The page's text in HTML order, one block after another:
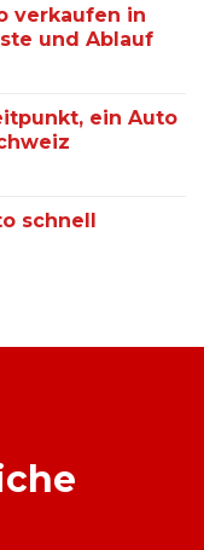
verkaufen in
und Ablauf
ein Auto
schnell